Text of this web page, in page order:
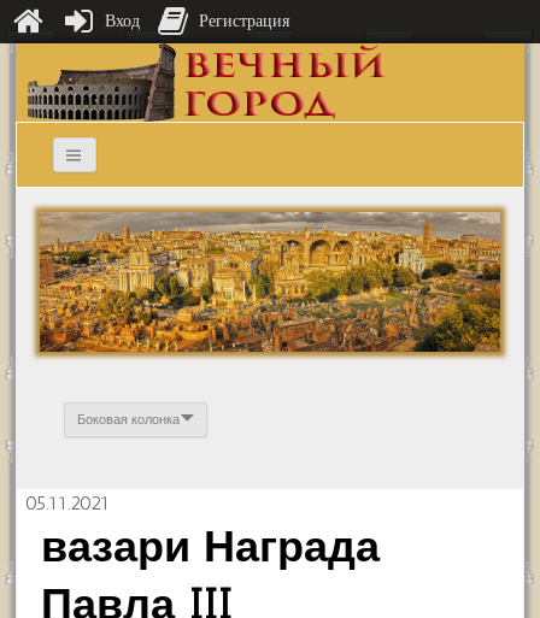
Боковая колонка
05.11.2021
вазари Награда
Павла III
Вход Регистрация